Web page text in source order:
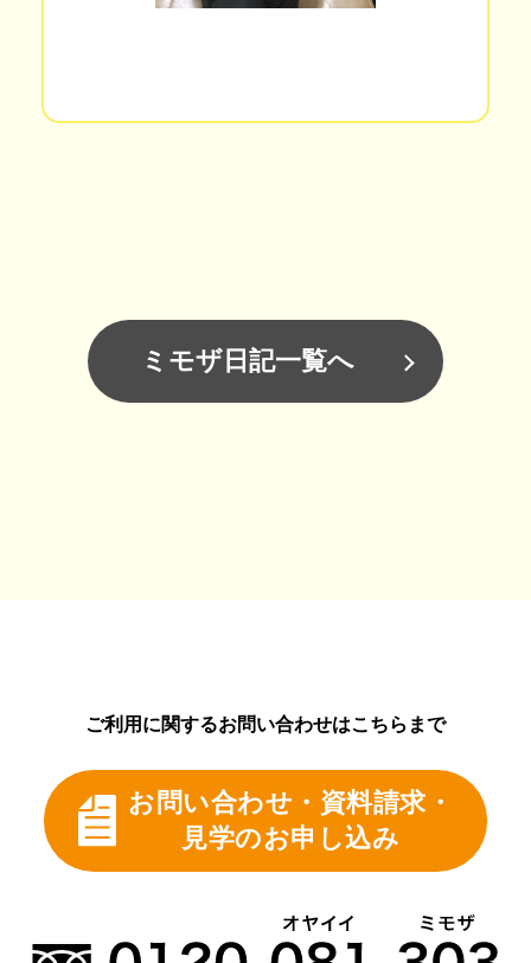
ミモザ日記一覧へ
ご利用に関するお問い合わせはこちらまで
お問い合わせ・資料請求・
見学のお申し込み